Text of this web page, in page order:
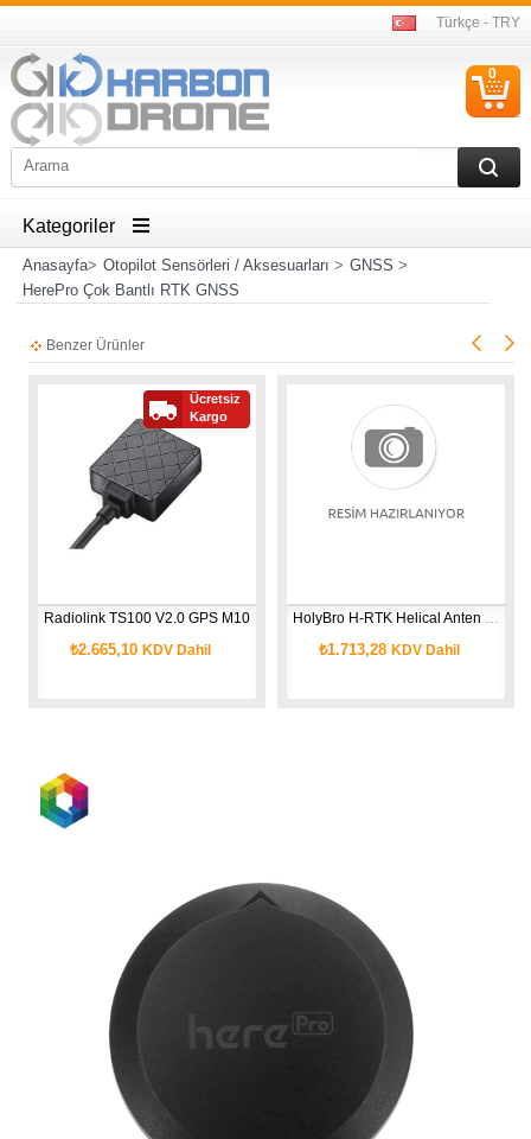
Türkçe - TRY
0
Kategoriler
Anasayfa> Otopilot Sensörleri / Aksesuarları > GNSS >
HerePro Çok Bantlı RTK GNSS
Benzer Ürünler
Radiolink TS100 V2.0 GPS M10
₺2.665,10 KDV Dahil
Ücretsiz
Kargo
₺1.713,28 KDV Dahil